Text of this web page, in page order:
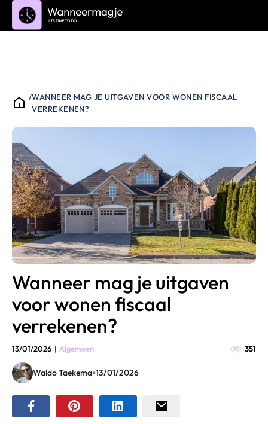
/WANNEER MAG JE UITGAVEN VOOR WONEN FISCAAL
VERREKENEN?
Wanneer mag je uitgaven
voor wonen fiscaal
verrekenen?
13/01/2026 | Algemeen 351
Waldo Taekema•13/01/2026